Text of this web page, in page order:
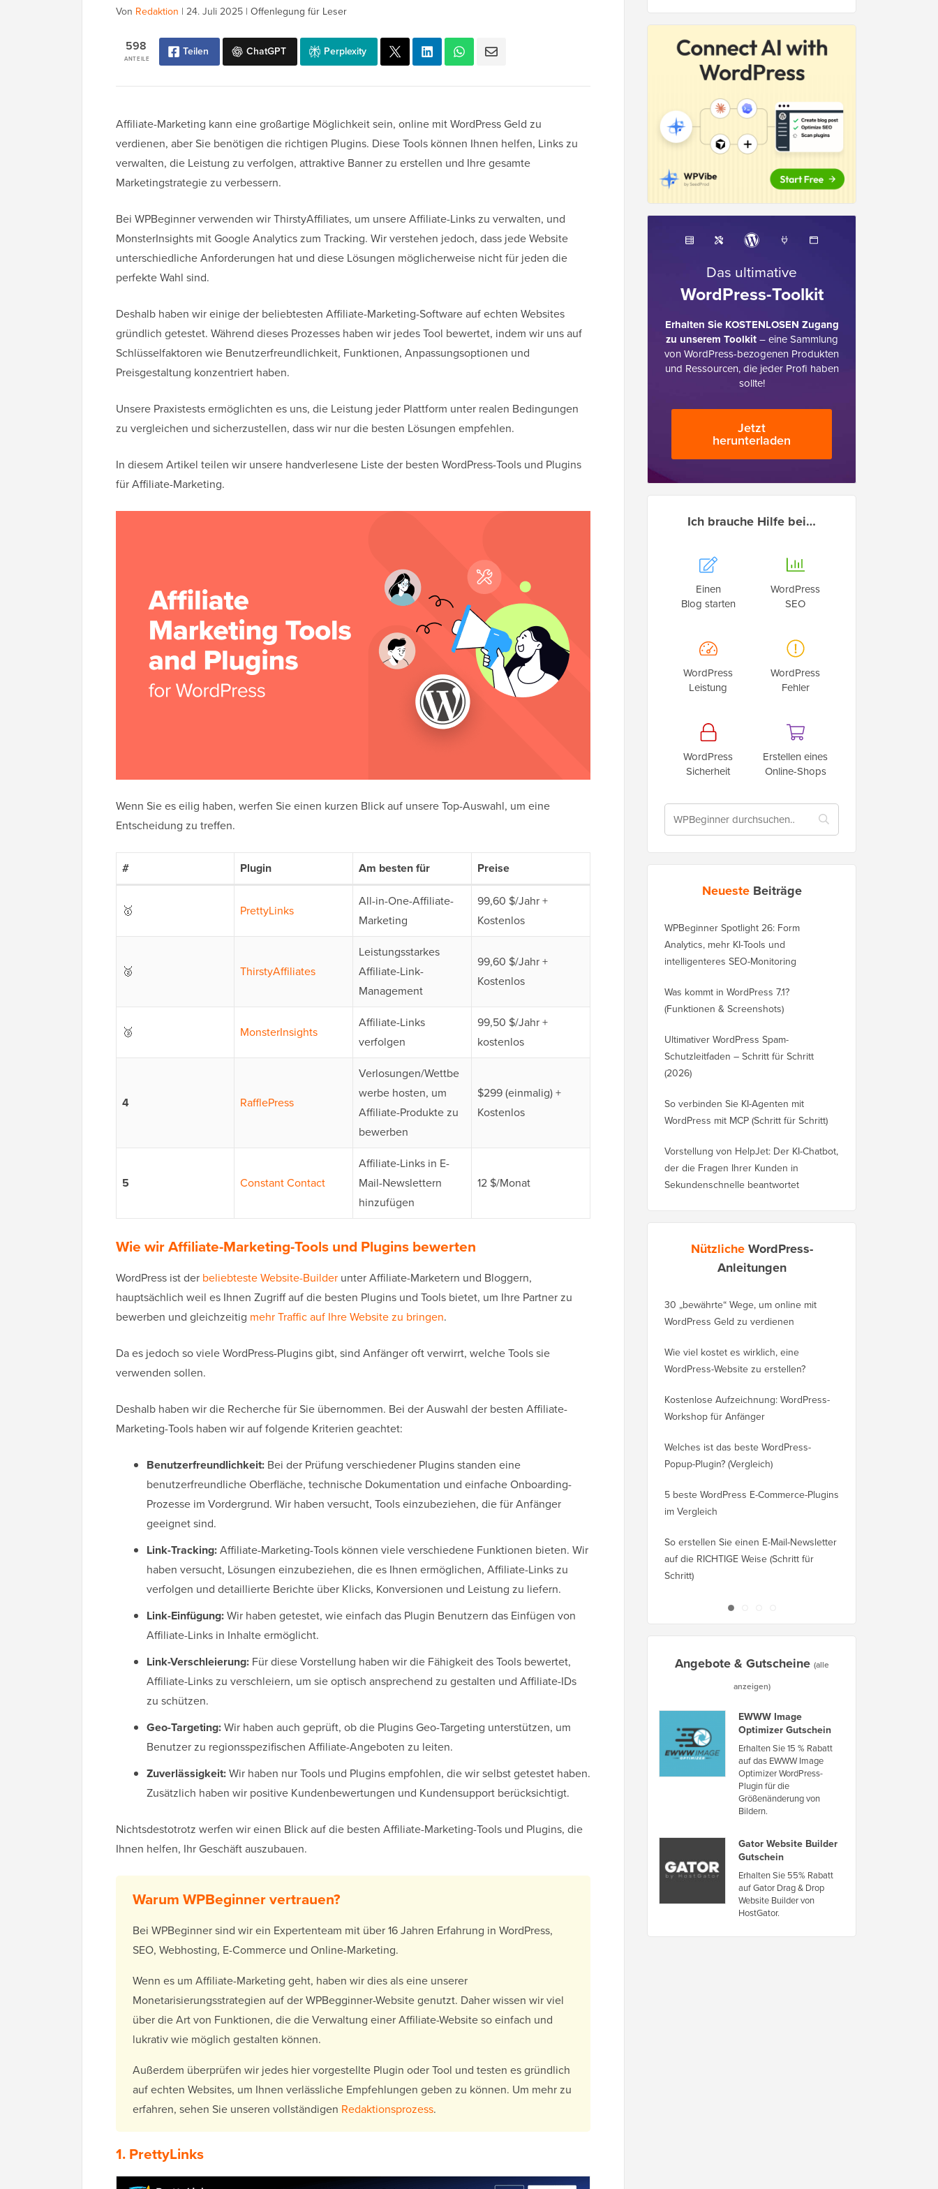
Von Redaktion | 24. Juli 2025 | Offenlegung für Leser
ANTEILE
598 Teilen ChatGPT Perplexity
Affiliate-Marketing kann eine großartige Möglichkeit sein, online mit WordPress Geld zu
verdienen, aber Sie benötigen die richtigen Plugins. Diese Tools können Ihnen helfen, Links zu
verwalten, die Leistung zu verfolgen, attraktive Banner zu erstellen und Ihre gesamte
Marketingstrategie zu verbessern.
Bei WPBeginner verwenden wir ThirstyAffiliates, um unsere Affiliate-Links zu verwalten, und
MonsterInsights mit Google Analytics zum Tracking. Wir verstehen jedoch, dass jede Website
unterschiedliche Anforderungen hat und diese Lösungen möglicherweise nicht für jeden die
perfekte Wahl sind.
Deshalb haben wir einige der beliebtesten Affiliate-Marketing-Software auf echten Websites
gründlich getestet. Während dieses Prozesses haben wir jedes Tool bewertet, indem wir uns auf
Schlüsselfaktoren wie Benutzerfreundlichkeit, Funktionen, Anpassungsoptionen und
Preisgestaltung konzentriert haben.
Unsere Praxistests ermöglichten es uns, die Leistung jeder Plattform unter realen Bedingungen
zu vergleichen und sicherzustellen, dass wir nur die besten Lösungen empfehlen.
In diesem Artikel teilen wir unsere handverlesene Liste der besten WordPress-Tools und Plugins
für Affiliate-Marketing.
Wenn Sie es eilig haben, werfen Sie einen kurzen Blick auf unsere Top-Auswahl, um eine
Entscheidung zu treffen.
# Plugin Am besten für Preise
🥇 PrettyLinks
All-in-One-Affiliate-
Marketing
99,60 $/Jahr +
Kostenlos
🥈 ThirstyAffiliates
Leistungsstarkes
Affiliate-Link-
Management
99,60 $/Jahr +
Kostenlos
🥉 MonsterInsights
Affiliate-Links
verfolgen
99,50 $/Jahr +
kostenlos
4 RafflePress
Verlosungen/Wettbe
werbe hosten, um
Affiliate-Produkte zu
bewerben
$299 (einmalig) +
Kostenlos
5 Constant Contact
Affiliate-Links in E-
Mail-Newslettern
hinzufügen
12 $/Monat
Wie wir Affiliate-Marketing-Tools und Plugins bewerten
WordPress ist der beliebteste Website-Builder unter Affiliate-Marketern und Bloggern,
hauptsächlich weil es Ihnen Zugriff auf die besten Plugins und Tools bietet, um Ihre Partner zu
bewerben und gleichzeitig mehr Traffic auf Ihre Website zu bringen.
Da es jedoch so viele WordPress-Plugins gibt, sind Anfänger oft verwirrt, welche Tools sie
verwenden sollen.
Deshalb haben wir die Recherche für Sie übernommen. Bei der Auswahl der besten Affiliate-
Marketing-Tools haben wir auf folgende Kriterien geachtet:
Benutzerfreundlichkeit: Bei der Prüfung verschiedener Plugins standen eine
benutzerfreundliche Oberfläche, technische Dokumentation und einfache Onboarding-
Prozesse im Vordergrund. Wir haben versucht, Tools einzubeziehen, die für Anfänger
geeignet sind.
Link-Tracking:Affiliate-Marketing-Tools können viele verschiedene Funktionen bieten. Wir
haben versucht, Lösungen einzubeziehen, die es Ihnen ermöglichen, Affiliate-Links zu
verfolgen und detaillierte Berichte über Klicks, Konversionen und Leistung zu liefern.
Link-Einfügung:Wir haben getestet, wie einfach das Plugin Benutzern das Einfügen von
Affiliate-Links in Inhalte ermöglicht.
Link-Verschleierung: Für diese Vorstellung haben wir die Fähigkeit des Tools bewertet,
Affiliate-Links zu verschleiern, um sie optisch ansprechend zu gestalten und Affiliate-IDs
zu schützen.
Geo-Targeting:Wir haben auch geprüft, ob die Plugins Geo-Targeting unterstützen, um
Benutzer zu regionsspezifischen Affiliate-Angeboten zu leiten.
Zuverlässigkeit:Wir haben nur Tools und Plugins empfohlen, die wir selbst getestet haben.
Zusätzlich haben wir positive Kundenbewertungen und Kundensupport berücksichtigt.
Nichtsdestotrotz werfen wir einen Blick auf die besten Affiliate-Marketing-Tools und Plugins, die
Ihnen helfen, Ihr Geschäft auszubauen.
Warum WPBeginner vertrauen?
Bei WPBeginner sind wir ein Expertenteam mit über 16 Jahren Erfahrung in WordPress,
SEO, Webhosting, E-Commerce und Online-Marketing.
Wenn es um Affiliate-Marketing geht, haben wir dies als eine unserer
Monetarisierungsstrategien auf der WPBegginner-Website genutzt. Daher wissen wir viel
über die Art von Funktionen, die die Verwaltung einer Affiliate-Website so einfach und
lukrativ wie möglich gestalten können.
Außerdem überprüfen wir jedes hier vorgestellte Plugin oder Tool und testen es gründlich
auf echten Websites, um Ihnen verlässliche Empfehlungen geben zu können. Um mehr zu
erfahren, sehen Sie unseren vollständigen Redaktionsprozess.
1. PrettyLinks
Das ultimative
WordPress-Toolkit
Erhalten Sie KOSTENLOSEN Zugang
zu unserem Toolkit– eine Sammlung
von WordPress-bezogenen Produkten
und Ressourcen, die jeder Profi haben
sollte!
Jetzt
herunterladen
Ich brauche Hilfe bei…
Einen
Blog starten
WordPress
SEO
WordPress
Leistung
WordPress
Fehler
WordPress
Sicherheit
Erstellen eines
Online-Shops
Neueste Beiträge
WPBeginner Spotlight 26: Form
Analytics, mehr KI-Tools und
intelligenteres SEO-Monitoring
Was kommt in WordPress 7.1?
(Funktionen & Screenshots)
Ultimativer WordPress Spam-
Schutzleitfaden – Schritt für Schritt
(2026)
So verbinden Sie KI-Agenten mit
WordPress mit MCP (Schritt für Schritt)
Vorstellung von HelpJet: Der KI-Chatbot,
der die Fragen Ihrer Kunden in
Sekundenschnelle beantwortet
NützlicheWordPress-
Anleitungen
30 „bewährte“ Wege, um online mit
WordPress Geld zu verdienen
Wie viel kostet es wirklich, eine
WordPress-Website zu erstellen?
Kostenlose Aufzeichnung: WordPress-
Workshop für Anfänger
Welches ist das beste WordPress-
Popup-Plugin? (Vergleich)
5 beste WordPress E-Commerce-Plugins
im Vergleich
So erstellen Sie einen E-Mail-Newsletter
auf die RICHTIGE Weise (Schritt für
Schritt)
Angebote & Gutscheine (alle
anzeigen)
EWWW Image
Optimizer Gutschein
Erhalten Sie 15 % Rabatt
auf das EWWW Image
Optimizer WordPress-
Plugin für die
Größenänderung von
Bildern.
Gator Website Builder
Gutschein
Erhalten Sie 55% Rabatt
auf Gator Drag & Drop
Website Builder von
HostGator.